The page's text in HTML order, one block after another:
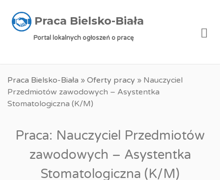
Praca Bielsko-Biała
Portal lokalnych ogłoszeń o pracę
Praca Bielsko-Biała » Oferty pracy » Nauczyciel
Przedmiotów zawodowych – Asystentka
Stomatologiczna (K/M)
Praca: Nauczyciel Przedmiotów
zawodowych – Asystentka
Stomatologiczna (K/M)